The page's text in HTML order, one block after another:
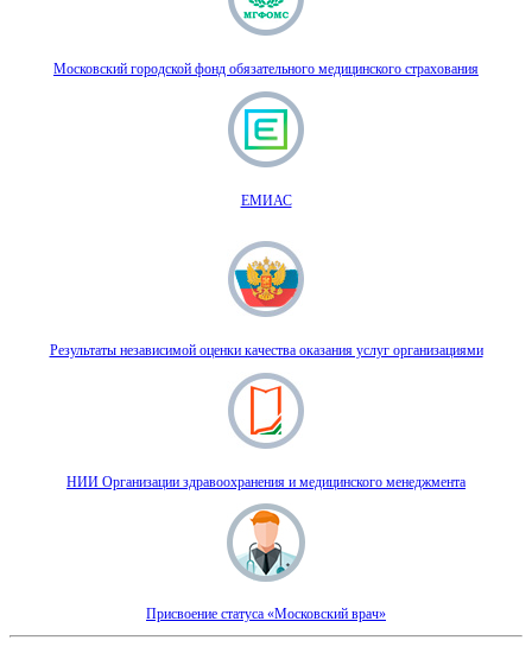
Московский городской фонд обязательного медицинского страхования
ЕМИАС
Результаты независимой оценки качества оказания услуг организациями
НИИ Организации здравоохранения и медицинского менеджмента
Присвоение статуса «Московский врач»